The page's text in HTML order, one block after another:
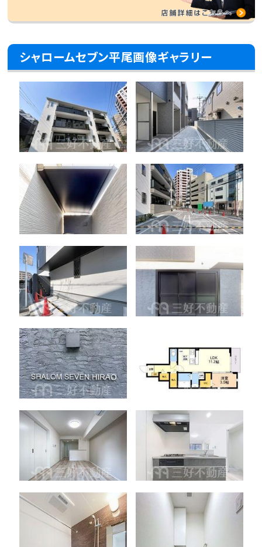
シャロームセブン平尾画像ギャラリー